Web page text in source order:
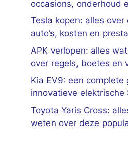
occasions, onderhoud
Tesla kopen: alles over
auto’s, kosten en
APK verlopen: alles
over regels, boetes en
Kia EV9: een complete
innovatieve elektrische
Toyota Yaris Cross:
weten over deze